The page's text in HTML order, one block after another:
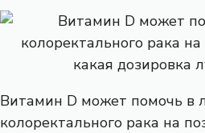
Витамин D может помочь в
колоректального рака на